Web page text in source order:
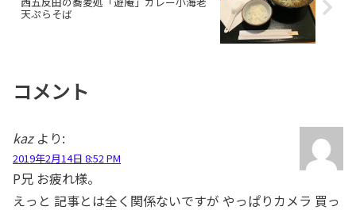
天ぷらそば
コメント
kaz より:
2019年2月14日 8:52 PM
P兄 お疲れ様。
えっと 記事とは全く関係ないですが やっぱりカメラ 買っ